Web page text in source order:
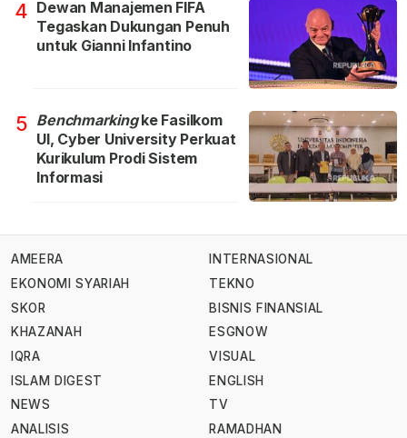
4 Dewan Manajemen FIFA
Tegaskan Dukungan Penuh
untuk Gianni Infantino
5 Benchmarkingke Fasilkom
UI, Cyber University Perkuat
Kurikulum Prodi Sistem
Informasi
AMEERA
EKONOMI SYARIAH
SKOR
KHAZANAH
IQRA
ISLAM DIGEST
NEWS
ANALISIS
INTERNASIONAL
TEKNO
BISNIS FINANSIAL
ESGNOW
VISUAL
ENGLISH
TV
RAMADHAN